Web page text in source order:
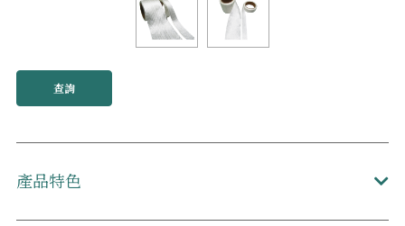
查詢
產品特色